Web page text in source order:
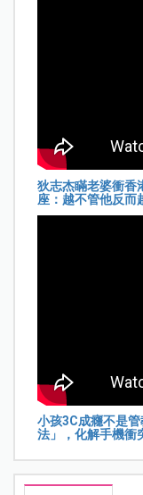
狄志杰瞞老婆衝香
座：越不管他反而
小孩3C成癮不是
法」，化解手機衝